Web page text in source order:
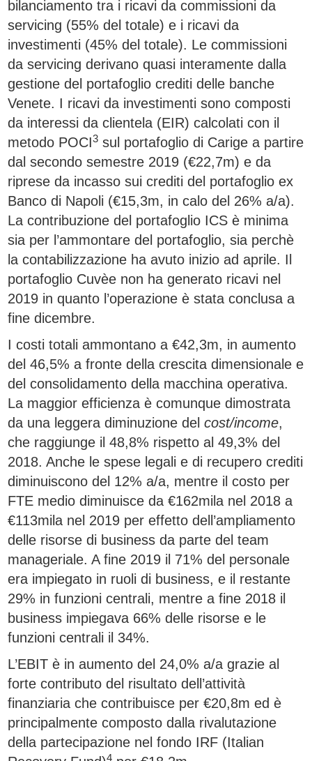
bilanciamento tra i ricavi da commissioni da
servicing (55% del totale) e i ricavi da
investimenti (45% del totale). Le commissioni
da servicing derivano quasi interamente dalla
gestione del portafoglio crediti delle banche
Venete. I ricavi da investimenti sono composti
da interessi da clientela (EIR) calcolati con il
metodo POCI3 sul portafoglio di Carige a partire
dal secondo semestre 2019 (€22,7m) e da
riprese da incasso sui crediti del portafoglio ex
Banco di Napoli (€15,3m, in calo del 26% a/a).
La contribuzione del portafoglio ICS è minima
sia per l’ammontare del portafoglio, sia perchè
la contabilizzazione ha avuto inizio ad aprile. Il
portafoglio Cuvèe non ha generato ricavi nel
2019 in quanto l’operazione è stata conclusa a
fine dicembre.
I costi totali ammontano a €42,3m, in aumento
del 46,5% a fronte della crescita dimensionale e
del consolidamento della macchina operativa.
La maggior efficienza è comunque dimostrata
da una leggera diminuzione delcost/income,
che raggiunge il 48,8% rispetto al 49,3% del
2018. Anche le spese legali e di recupero crediti
diminuiscono del 12% a/a, mentre il costo per
FTE medio diminuisce da €162mila nel 2018 a
€113mila nel 2019 per effetto dell’ampliamento
delle risorse di business da parte del team
manageriale. A fine 2019 il 71% del personale
era impiegato in ruoli di business, e il restante
29% in funzioni centrali, mentre a fine 2018 il
business impiegava 66% delle risorse e le
funzioni centrali il 34%.
L’EBIT è in aumento del 24,0% a/a grazie al
forte contributo del risultato dell’attività
finanziaria che contribuisce per €20,8m ed è
principalmente composto dalla rivalutazione
della partecipazione nel fondo IRF (Italian
4